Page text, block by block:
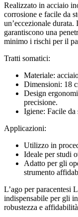
Realizzato in acciaio
corrosione e facile da
un’eccezionale
garantiscono una
minimo i rischi per il
Tratti somatici:
Materiale:
Dimensioni: 18
Design
precisione.
Igiene: Facile da
Applicazioni:
Utilizzo in
Ideale per studi
Adatto per gli
strumento
L’ago per paracentesi
indispensabile per gli
robustezza e